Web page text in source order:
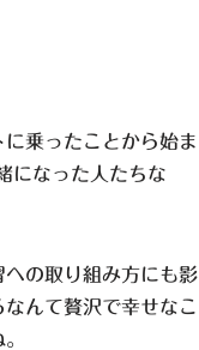
乗ったことから始ま
になった人たちな
の取り組み方にも影
んて贅沢で幸せなこ